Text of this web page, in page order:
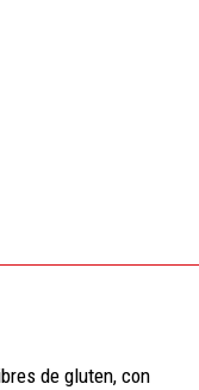
de gluten, con